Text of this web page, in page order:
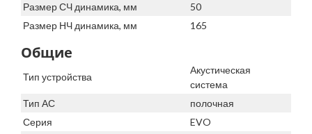
Размер СЧ динамика, мм
50
Размер НЧ динамика, мм
165
Общие
Тип устройства
Акустическая
система
Тип АС
полочная
Серия
EVO